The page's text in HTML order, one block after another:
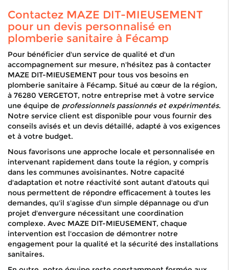
Contactez MAZE DIT-MIEUSEMENT
pour un devis personnalisé en
plomberie sanitaire à Fécamp
Pour bénéficier d'un service de qualité et d'un
accompagnement sur mesure, n'hésitez pas à contacter
MAZE DIT-MIEUSEMENT pour tous vos besoins en
plomberie sanitaire à Fécamp. Situé au cœur de la région,
à 76280 VERGETOT, notre entreprise met à votre service
une équipe de professionnels passionnés et expérimentés.
Notre service client est disponible pour vous fournir des
conseils avisés et un devis détaillé, adapté à vos exigences
et à votre budget.
Nous favorisons une approche locale et personnalisée en
intervenant rapidement dans toute la région, y compris
dans les communes avoisinantes. Notre capacité
d'adaptation et notre réactivité sont autant d'atouts qui
nous permettent de répondre efficacement à toutes les
demandes, qu'il s'agisse d'un simple dépannage ou d'un
projet d'envergure nécessitant une coordination
complexe. Avec MAZE DIT-MIEUSEMENT, chaque
intervention est l'occasion de démontrer notre
engagement pour la qualité et la sécurité des installations
sanitaires.